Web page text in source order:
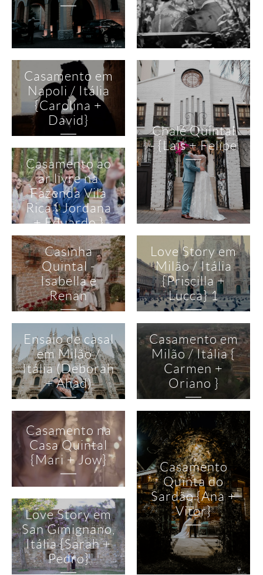
Casamento em
Napoli / Itália
{Carolina +
David}
Chalé Quintal
- {Lais + Felipe
Casamento ao
ar livre na
Fazenda Vila
Rica { Jordana
+ Eduardo }
Casinha
Quintal -
Isabella e
Renan
Love Story em
Milão / Itália
{Priscilla +
Lucca} 1
Ensaio de casal
em Milão /
Itália (Deborah
+ Ahad)
Casamento em
Milão / Itália {
Carmen +
Oriano }
Casamento na
Casa Quintal
{Mari + Jow}
Casamento
Quinta do
Sardão {Ana +
Vitor}
Love Story em
San Gimignano,
Itália {Sarah +
Pedro}